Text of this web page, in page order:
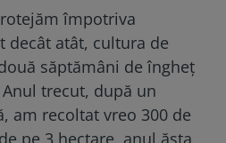
împotriva
atât, cultura de
săptămâni de îngheț
trecut, după un
am recoltat vreo 300 de
pe 3 hectare, anul ăsta